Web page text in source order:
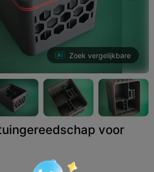
Zoek vergelijkbare
voor